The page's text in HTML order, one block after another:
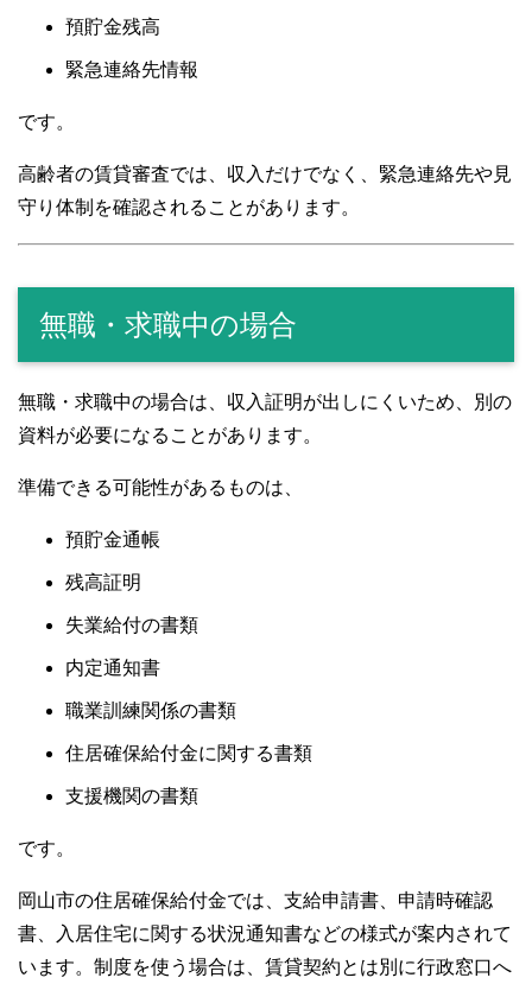
預貯金残高
緊急連絡先情報
です。
高齢者の賃貸審査では、収入だけでなく、緊急連絡先や見
守り体制を確認されることがあります。
無職・求職中の場合
無職・求職中の場合は、収入証明が出しにくいため、別の
資料が必要になることがあります。
準備できる可能性があるものは、
預貯金通帳
残高証明
失業給付の書類
内定通知書
職業訓練関係の書類
住居確保給付金に関する書類
支援機関の書類
です。
岡山市の住居確保給付金では、支給申請書、申請時確認
書、入居住宅に関する状況通知書などの様式が案内されて
います。制度を使う場合は、賃貸契約とは別に行政窓口へ